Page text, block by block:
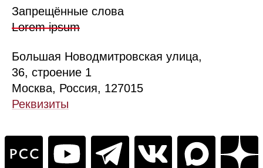
Запрещённые слова
Lorem ipsum
Большая Новодмитровская улица,
36, строение 1
Москва, Россия, 127015
Реквизиты